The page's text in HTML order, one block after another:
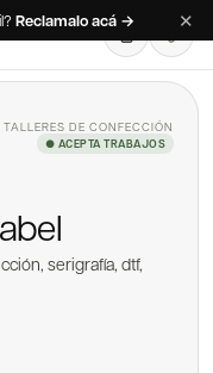
Reclamalo acá → ✕
TALLERES DE CONFECCIÓN
● ACEPTA TRABAJOS
serigrafía, dtf,